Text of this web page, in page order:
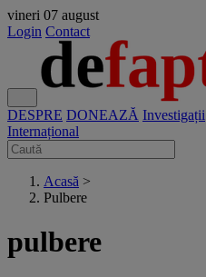
vineri 07 august
Login Contact
DESPRE DONEAZĂ Investigații
Internațional
Acasă >
Pulbere
pulbere